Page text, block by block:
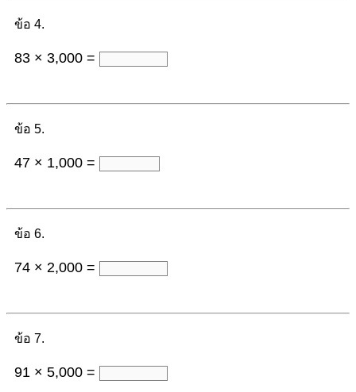
ข้อ 4.
83 × 3,000 =
ข้อ 5.
47 × 1,000 =
ข้อ 6.
74 × 2,000 =
ข้อ 7.
91 × 5,000 =